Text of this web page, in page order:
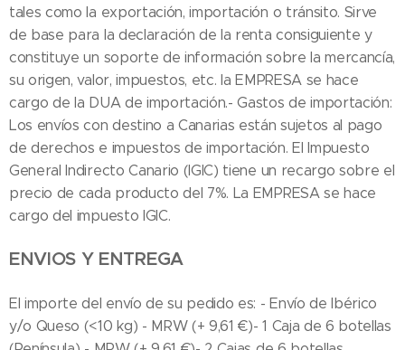
tales como la exportación, importación o tránsito. Sirve
de base para la declaración de la renta consiguiente y
constituye un soporte de información sobre la mercancía,
su origen, valor, impuestos, etc. la EMPRESA se hace
cargo de la DUA de importación.- Gastos de importación:
Los envíos con destino a Canarias están sujetos al pago
de derechos e impuestos de importación. El Impuesto
General Indirecto Canario (IGIC) tiene un recargo sobre el
precio de cada producto del 7%. La EMPRESA se hace
cargo del impuesto IGIC.
ENVIOS Y ENTREGA
El importe del envío de su pedido es: - Envío de Ibérico
y/o Queso (<10 kg) - MRW (+ 9,61 €)- 1 Caja de 6 botellas